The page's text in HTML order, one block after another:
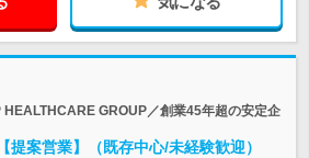
HEALTHCARE GROUP／創業45年超の安定企
提案営業】（既存中心/未経験歓迎）